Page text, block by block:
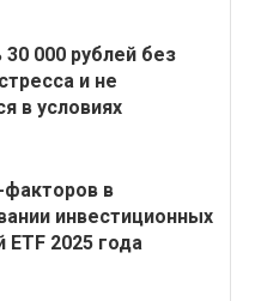
30 000 рублей без
и не
в условиях
факторов в
инвестиционных
ETF 2025 года